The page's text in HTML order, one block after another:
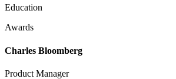
Education
Awards
Charles Bloomberg
Product Manager